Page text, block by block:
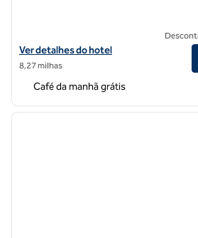
Exibir detalhes do hotel Hampton Inn
Ver detalhes do hotel
8,27 milhas
Café da manhã grátis
1 de 12